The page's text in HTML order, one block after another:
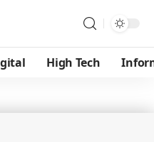
High Tech